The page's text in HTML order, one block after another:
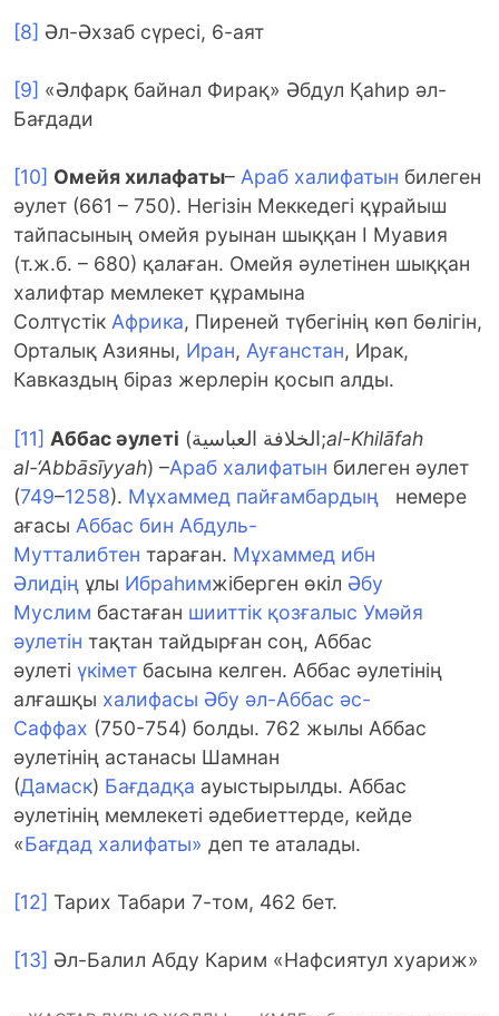
[8] Әл-Әхзаб сүресі, 6-аят
[9] «Әлфарқ байнал Фирақ» Әбдул Қаһир әл-
Бағдади
[10] Омейя хилафаты– Араб халифатын билеген
әулет (661 – 750). Негізін Меккедегі құрайыш
тайпасының омейя руынан шыққан І Муавия
(т.ж.б. – 680) қалаған. Омейя әулетінен шыққан
халифтар мемлекет құрамына
Солтүстік Африка, Пиреней түбегінің көп бөлігін,
Орталық Азияны, Иран, Ауғанстан, Ирак,
Кавказдың біраз жерлерін қосып алды.
[11] Аббас әулеті (الخلافة العباسية;al-Khilāfah
al-‘Abbāsīyyah) –Араб халифатын билеген әулет
(749–1258). Мұхаммед пайғамбардың немере
ағасы Аббас бин Абдуль-
Мутталибтен тараған. Мұхаммед ибн
Әлидің ұлы Ибраһимжіберген өкіл Әбу
Муслим бастаған шииттік қозғалыс Умәйя
әулетін тақтан тайдырған соң, Аббас
әулеті үкімет басына келген. Аббас әулетінің
алғашқы халифасы Әбу әл-Аббас әс-
Саффах (750-754) болды. 762 жылы Аббас
әулетінің астанасы Шамнан
(Дамаск) Бағдадқа ауыстырылды. Аббас
әулетінің мемлекеті әдебиеттерде, кейде
«Бағдад халифаты» деп те аталады.
[12] Тарих Табари 7-том, 462 бет.
[13] Әл-Балил Абду Карим «Нафсиятул хуариж»